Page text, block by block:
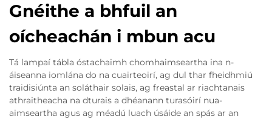
Gnéithe a bhfuil an
oícheachán i mbun acu
Tá lampaí tábla óstachaimh chomhaimseartha ina n-
áiseanna iomlána do na cuairteoirí, ag dul thar fheidhmiú
traidisiúnta an soláthair solais, ag freastal ar riachtanais
athraitheacha na dturais a dhéanann turasóirí nua-
aimseartha agus ag méadú luach úsáide an spás ar an